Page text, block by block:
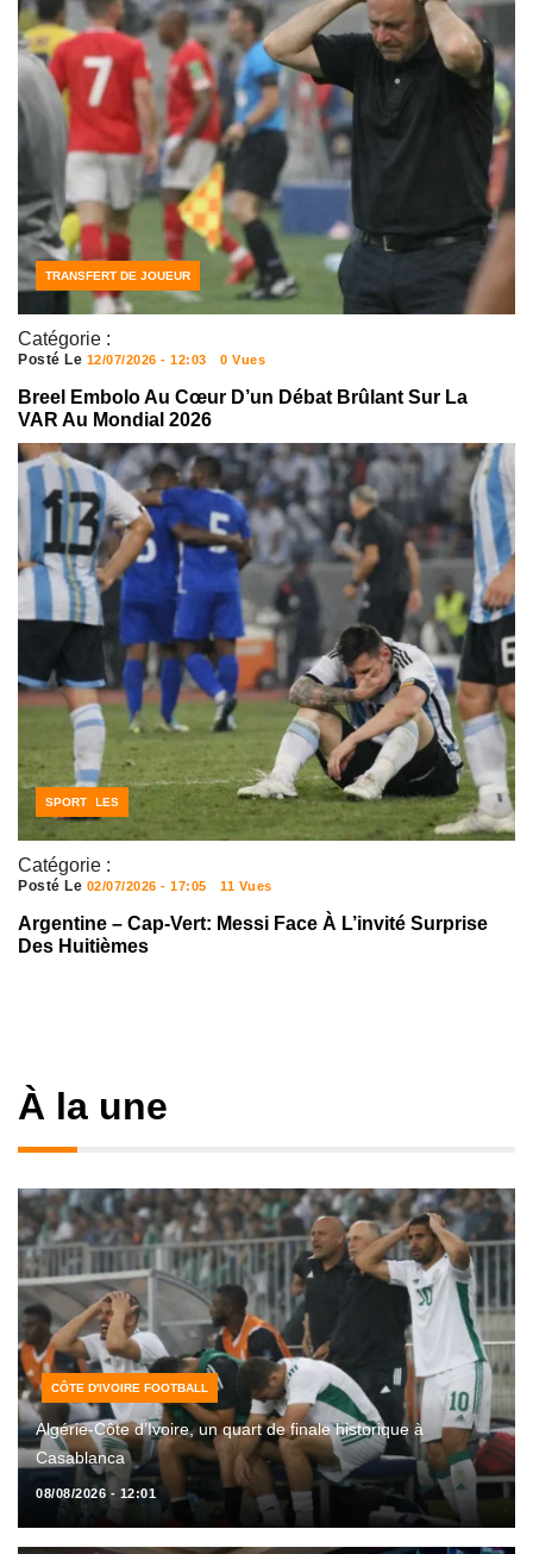
Catégorie :
SPORT
TRANSFERT DE JOUEUR
Posté Le 12/07/2026 - 12:03 0 Vues
Breel Embolo Au Cœur D’un Débat Brûlant Sur La
VAR Au Mondial 2026
Catégorie :
NOUVELLES
SPORT
Posté Le 02/07/2026 - 17:05 11 Vues
Argentine – Cap-Vert: Messi Face À L’invité Surprise
Des Huitièmes
À la une
CÔTE D'IVOIRE FOOTBALL
Algérie-Côte d’Ivoire, un quart de finale historique à
Casablanca
08/08/2026 - 12:01